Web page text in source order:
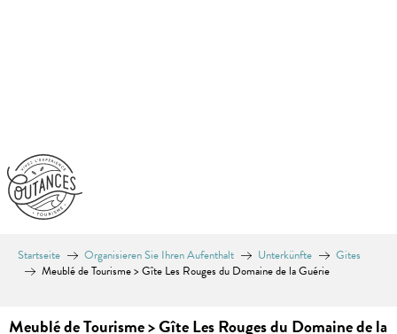
Startseite Organisieren Sie Ihren Aufenthalt Unterkünfte
Gites
Meublé de Tourisme > Gîte Les Rouges du Domaine de la Guérie
Meublé de Tourisme > Gîte Les Rouges du Domaine de la